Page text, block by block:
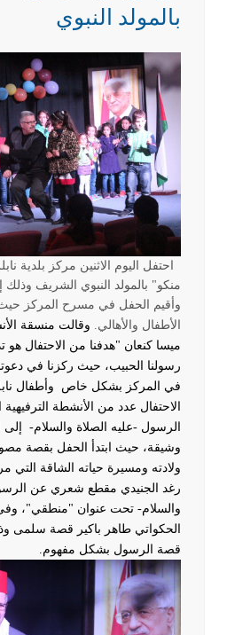
بالمولد النبوي
احتفل اليوم الاثنين مركز بلدية
منكو" بالمولد النبوي الشريف وذلك
وأقيم الحفل في مسرح المركز
الأطفال والأهالي. وقالت منسقة
ميسا كنعان "هدفنا من الاحتفال هو
رسولنا الحبيب، حيث ركزنا في
في المركز بشكل خاص وأطفال
الاحتفال عدد من الأنشطة
الرسول -عليه الصلاة والسلام-
وشيقة، حيث ابتدأ الحفل بقصة
ولادته ومسيرة حياته الشاقة التي مر
رغد الجنيدي مقطع شعري عن
والسلام- تحت عنوان "منطقي"، وفي
الحكواتي طاهر باكير قصة سلمى
قصة الرسول بشكل مفهوم.